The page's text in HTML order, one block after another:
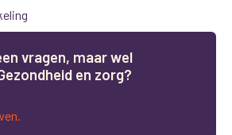
en vragen, maarwel
ezondheid en zorg?